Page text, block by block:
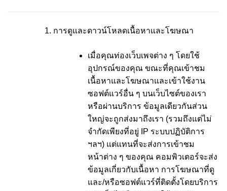
การดูและดาวน์โหลดเนื้อหาและโฆษณา
เมื่อคุณท่องเว็บเพจต่าง ๆ โดยใช้
อุปกรณ์ของคุณ ขณะที่คุณเข้าชม
เนื้อหาและโฆษณาและเข้าใช้งาน
ซอฟต์แวร์อื่น ๆ บนเว็บไซต์ของเรา
หรือผ่านบริการ ข้อมูลเดียวกันส่วน
ใหญ่จะถูกส่งมาถึงเรา (รวมถึงแต่ไม่
จำกัดเพียงที่อยู่ IP ระบบปฏิบัติการ
ฯลฯ) แต่แทนที่จะส่งการเข้าชม
หน้าต่าง ๆ ของคุณ คอมพิวเตอร์จะส่ง
ข้อมูลเกี่ยวกับเนื้อหา การโฆษณาที่ดู
และ/หรือซอฟต์แวร์ที่ติดตั้งโดยบริการ